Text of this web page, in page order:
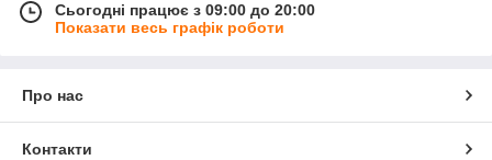
Сьогодні працює з 09:00 до 20:00
Показати весь графік роботи
Про нас
Контакти